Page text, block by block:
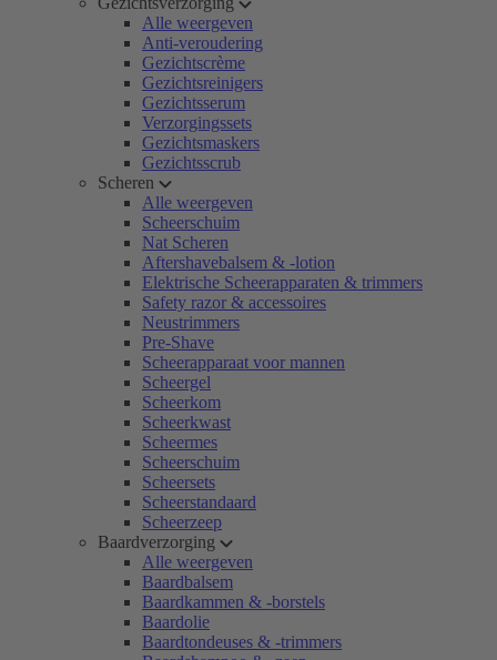
Alle weergeven
Anti-veroudering
Gezichtscrème
Gezichtsreinigers
Gezichtsserum
Verzorgingssets
Gezichtsmaskers
Gezichtsscrub
Scheren
Alle weergeven
Scheerschuim
Nat Scheren
Aftershavebalsem & -lotion
Elektrische Scheerapparaten & trimmers
Safety razor & accessoires
Neustrimmers
Pre-Shave
Scheerapparaat voor mannen
Scheergel
Scheerkom
Scheerkwast
Scheermes
Scheerschuim
Scheersets
Scheerstandaard
Scheerzeep
Baardverzorging
Alle weergeven
Baardbalsem
Baardkammen & -borstels
Baardolie
Baardtondeuses & -trimmers